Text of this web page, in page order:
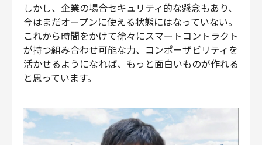
しかし、企業の場合セキュリティ的な懸念もあり、
今はまだオープンに使える状態にはなっていない。
これから時間をかけて徐々にスマートコントラクト
が持つ組み合わせ可能な力、コンポーザビリティを
活かせるようになれば、もっと面白いものが作れる
と思っています。